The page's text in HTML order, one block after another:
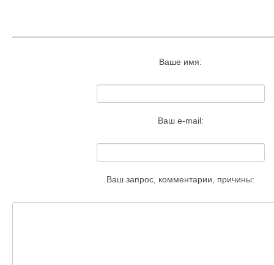
Ваше имя:
Ваш e-mail:
Ваш запрос, комментарии, причины: